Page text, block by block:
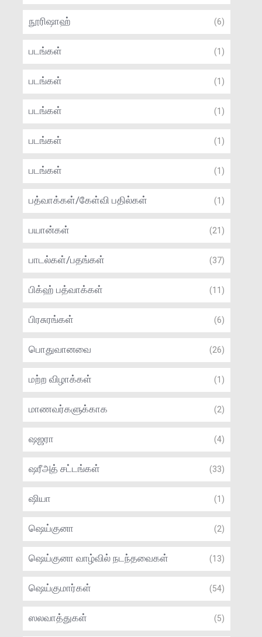
நூரிஷாஹ் (6)
படங்கள் (1)
படங்கள் (1)
படங்கள் (1)
படங்கள் (1)
படங்கள் (1)
பத்வாக்கள்/கேள்வி பதில்கள் (1)
பயான்கள் (21)
பாடல்கள்/பதங்கள் (37)
பிக்ஹ் பத்வாக்கள் (11)
பிரசுரங்கள் (6)
பொதுவானவை (26)
மற்ற விழாக்கள் (1)
மாணவர்களுக்காக (2)
ஷஜரா (4)
ஷரீஅத் சட்டங்கள் (33)
ஷியா (1)
ஷெய்குனா (2)
ஷெய்குனா வாழ்வில் நடந்தவைகள் (13)
ஷெய்குமார்கள் (54)
ஸலவாத்துகள் (5)